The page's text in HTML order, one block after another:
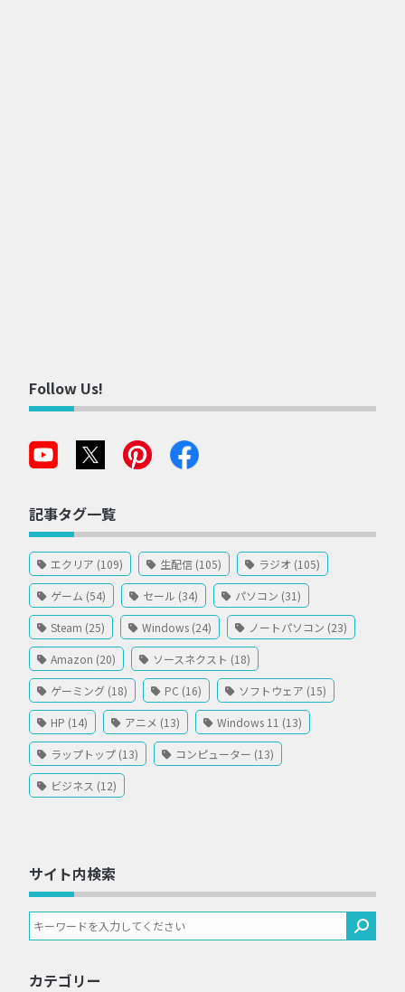
Follow Us!
記事タグ一覧
エクリア (109) 生配信 (105) ラジオ (105)
ゲーム (54) セール (34) パソコン (31)
Steam (25) Windows (24) ノートパソコン (23)
Amazon (20) ソースネクスト (18)
ゲーミング (18) PC (16) ソフトウェア (15)
HP (14) アニメ (13) Windows 11 (13)
ラップトップ (13) コンピューター (13)
ビジネス (12)
サイト内検索
カテゴリー